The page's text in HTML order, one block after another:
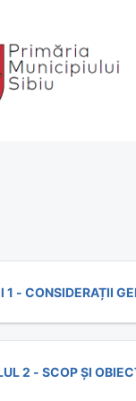
- CONSIDERAȚII
2 - SCOP ȘI